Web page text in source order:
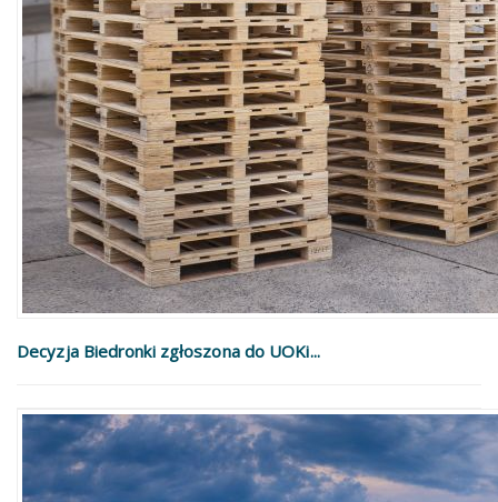
Decyzja Biedronki zgłoszona do UOKi...